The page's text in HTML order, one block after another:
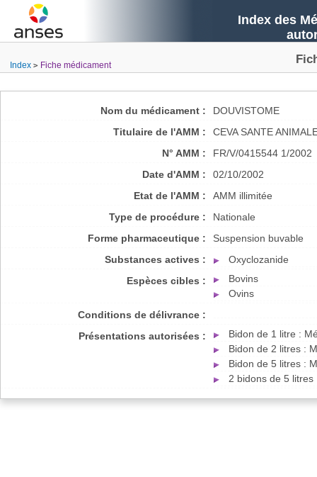
Index des
Index Fiche médicament
Nom du médicament :
DOUVISTOME
Titulaire de l'AMM :
CEVA SANTE
N° AMM :
FR/V/0415544 1/2002
Date d'AMM :
02/10/2002
Etat de l'AMM :
AMM illimitée
Type de procédure :
Nationale
Forme pharmaceutique :
Suspension buvable
Substances actives :
Oxyclozanide
Espèces cibles :
Bovins
Ovins
Conditions de délivrance :
Présentations autorisées :
Bidon de 1 litre :
Bidon de 2 litres :
Bidon de 5 litres :
2 bidons de 5